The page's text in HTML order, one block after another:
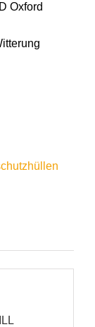
Oxford